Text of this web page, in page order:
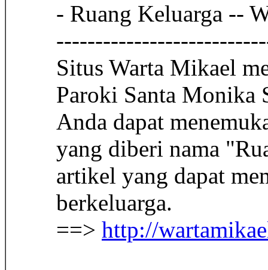
- Ruang Keluarga --
Situs Warta Mikael
Paroki Santa Monika
Anda dapat
yang diberi nama
artikel yang dapat
berkeluarga.
==> http://